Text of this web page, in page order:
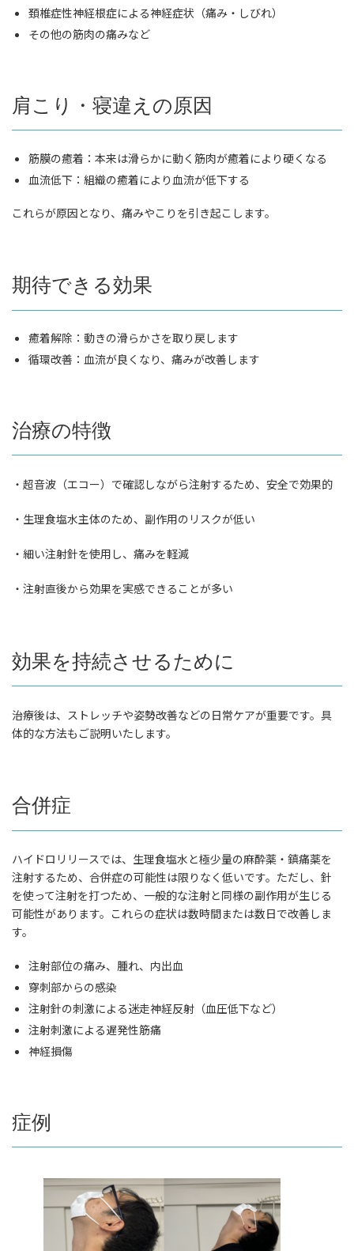
頚椎症性神経根症による神経症状（痛み・しびれ）
その他の筋肉の痛みなど
肩こり・寝違えの原因
筋膜の癒着：本来は滑らかに動く筋肉が癒着により硬くなる
血流低下：組織の癒着により血流が低下する
これらが原因となり、痛みやこりを引き起こします。
期待できる効果
癒着解除：動きの滑らかさを取り戻します
循環改善：血流が良くなり、痛みが改善します
治療の特徴
・超音波（エコー）で確認しながら注射するため、安全で効果的
・生理食塩水主体のため、副作用のリスクが低い
・細い注射針を使用し、痛みを軽減
・注射直後から効果を実感できることが多い
効果を持続させるために
治療後は、ストレッチや姿勢改善などの日常ケアが重要です。具
体的な方法もご説明いたします。
合併症
ハイドロリリースでは、生理食塩水と極少量の麻酔薬・鎮痛薬を
注射するため、合併症の可能性は限りなく低いです。ただし、針
を使って注射を打つため、一般的な注射と同様の副作用が生じる
可能性があります。これらの症状は数時間または数日で改善しま
す。
注射部位の痛み、腫れ、内出血
穿刺部からの感染
注射針の刺激による迷走神経反射（血圧低下など）
注射刺激による遅発性筋痛
神経損傷
症例